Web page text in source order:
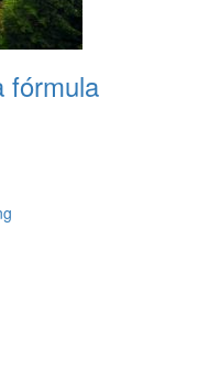
fórmula